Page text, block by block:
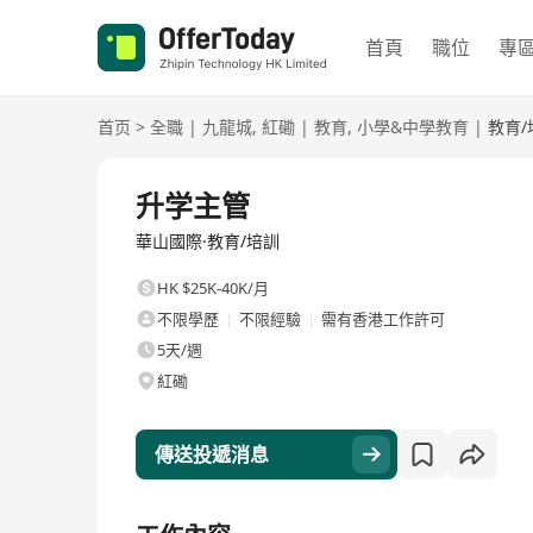
首頁 職位 專
首页 > 全職 | 九龍城, 紅磡 | 教育, 小學&中學教育 | 教育/
升学主管
華山國際·教育/培訓
HK $25K-40K/月
不限學歷
不限經驗
需有香港工作許可
5天/週
紅磡
傳送投遞消息